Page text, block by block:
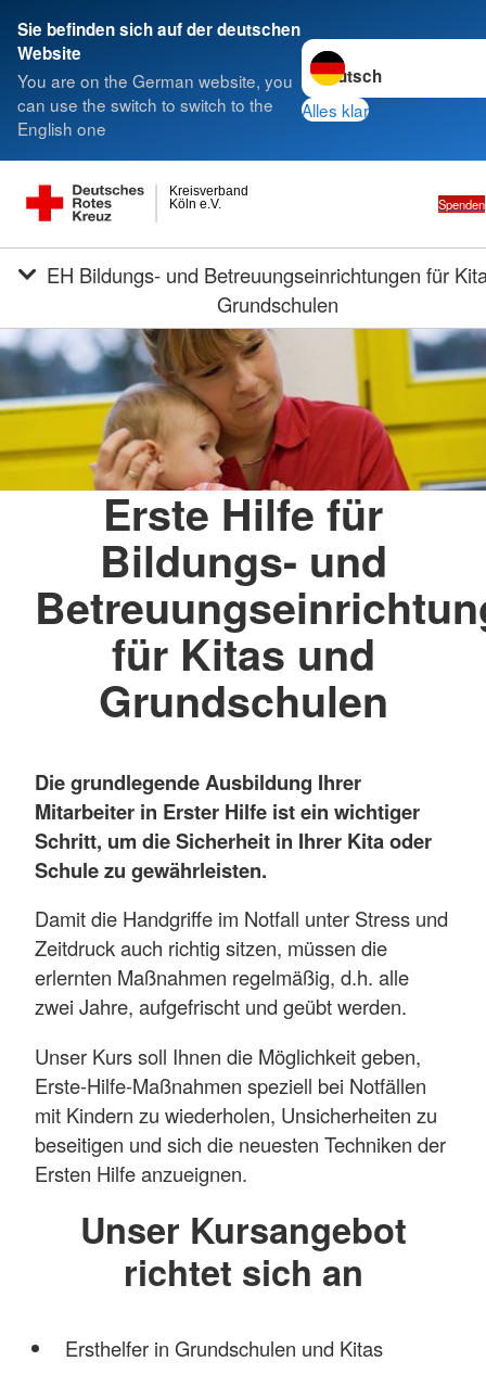
Sie befinden sich auf der deutschen
Website
You are on the German website, you
can use the switch to switch to the
English one
Sprache wechseln zu
Alles klar
Köln e.V.
Kreisverband
Spenden
Grundschulen
Erste Hilfe für
Bildungs- und
für Kitas und
Grundschulen
Die grundlegende Ausbildung Ihrer
Mitarbeiter in Erster Hilfe ist ein wichtiger
Schritt, um die Sicherheit in Ihrer Kita oder
Schule zu gewährleisten.
Damit die Handgriffe im Notfall unter Stress und
Zeitdruck auch richtig sitzen, müssen die
erlernten Maßnahmen regelmäßig, d.h. alle
zwei Jahre, aufgefrischt und geübt werden.
Unser Kurs soll Ihnen die Möglichkeit geben,
Erste-Hilfe-Maßnahmen speziell bei Notfällen
mit Kindern zu wiederholen, Unsicherheiten zu
beseitigen und sich die neuesten Techniken der
Ersten Hilfe anzueignen.
Unser Kursangebot
richtet sich an
Ersthelfer in Grundschulen und Kitas